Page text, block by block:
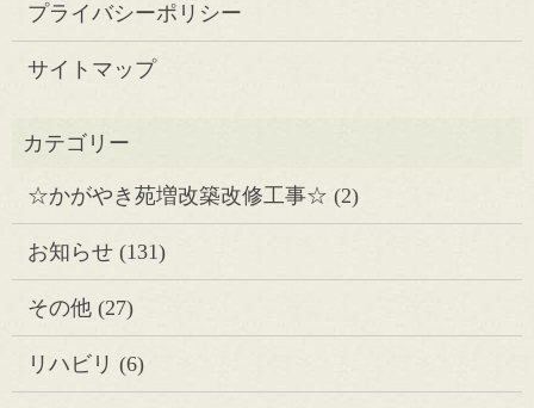
プライバシーポリシー
サイトマップ
☆かがやき苑増改築改修工事☆ (2)
お知らせ(131)
その他(27)
リハビリ (6)